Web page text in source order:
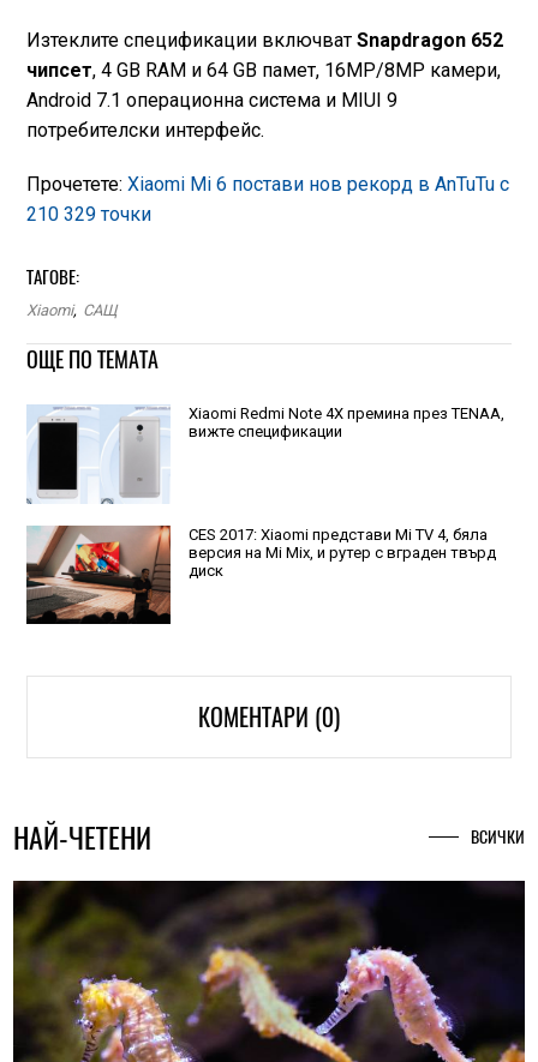
Изтеклите спецификации включват Snapdragon 652
чипсет, 4 GB RAM и 64 GB памет, 16MP/8MP камери,
Android 7.1 операционна система и MIUI 9
потребителски интерфейс.
Прочетете: Xiaomi Mi 6 постави нов рекорд в AnTuTu с
210 329 точки
ТАГОВЕ:
Xiaomi, САЩ
ОЩЕ ПО ТЕМАТА
Xiaomi Redmi Note 4X премина през TENAA,
вижте спецификации
CES 2017: Xiaomi представи Mi TV 4, бяла
версия на Mi Mix, и рутер с вграден твърд
диск
КОМЕНТАРИ (0)
НАЙ-ЧЕТЕНИ ВСИЧКИ